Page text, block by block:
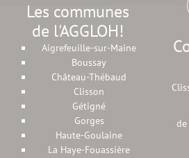
Les communes
de l'AGGLOH!
Aigrefeuille-sur-Maine
Boussay
Château-Thébaud
Clisson
Gétigné
Gorges
Haute-Goulaine
La Haye-Fouassière